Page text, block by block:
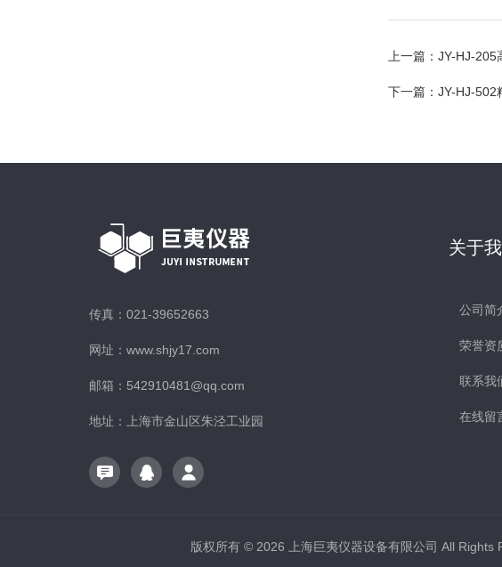
上一篇： JY-HJ-205
下一篇： JY-HJ-502
传真：021-39652663
网址：www.shjy17.com
邮箱：542910481@qq.com
地址：上海市金山区朱泾工业园
关于
公司简
荣誉资
联系我
在线留
版权所有 © 2026 上海巨夷仪器设备有限公司 All